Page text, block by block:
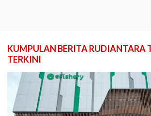
KUMPULAN BERITA RUDIANTARA
TERKINI